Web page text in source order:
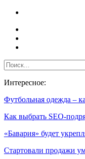
Интересное:
Футбольная одежда –
Как выбрать SEO-
«Бавария» будет
Стартовали продажи